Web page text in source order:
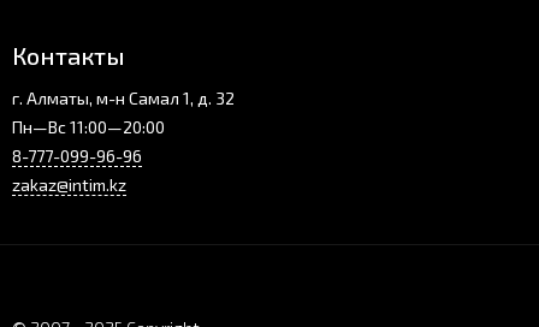
Контакты
г. Алматы, м-н Самал 1, д. 32
Пн—Вс 11:00—20:00
8-777-099-96-96
zakaz@intim.kz